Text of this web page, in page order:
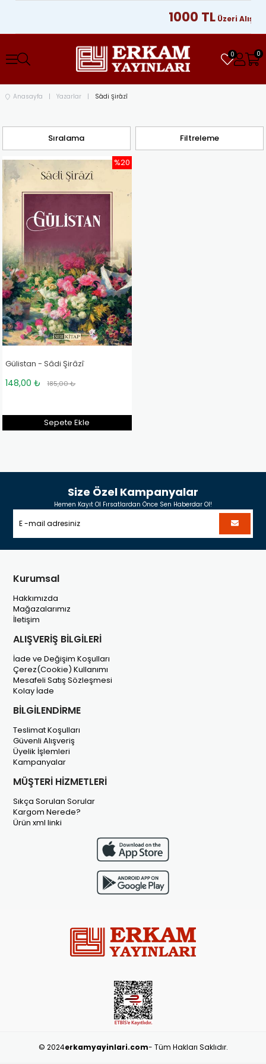
1000 TL Üzeri
0 0
Anasayfa Yazarlar Sâdi Şirâzî
Filtreleme
Sıralama
Gülistan - Sâdi Şirâzî
148,00 ₺ 185,00 ₺
Sepete Ekle
%20
Size Özel Kampanyalar
Hemen Kayıt Ol Fırsatlardan Önce Sen Haberdar Ol!
Kurumsal
Hakkımızda
Mağazalarımız
İletişim
ALIŞVERİŞ BİLGİLERİ
İade ve Değişim Koşulları
Çerez(Cookie) Kullanımı
Mesafeli Satış Sözleşmesi
Kolay İade
BİLGİLENDİRME
Teslimat Koşulları
Güvenli Alışveriş
Üyelik İşlemleri
Kampanyalar
MÜŞTERİ HİZMETLERİ
Sıkça Sorulan Sorular
Kargom Nerede?
Ürün xml linki
© 2024erkamyayinlari.com- Tüm Hakları Saklıdır.